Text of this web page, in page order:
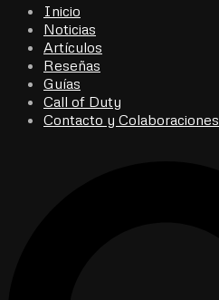
Inicio
Noticias
Artículos
Reseñas
Guías
Call of Duty
Contacto y Colaboraciones